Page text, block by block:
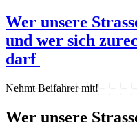
Wer unsere
und wer sich
darf
Nehmt Beifahrer mit!
Wer unsere